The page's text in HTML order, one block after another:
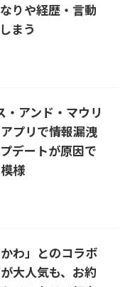
りや経歴・言動
まう
アンド・マウリ
プリで情報漏洩
デートが原因で
様
わ」とのコラボ
大人気も、お約